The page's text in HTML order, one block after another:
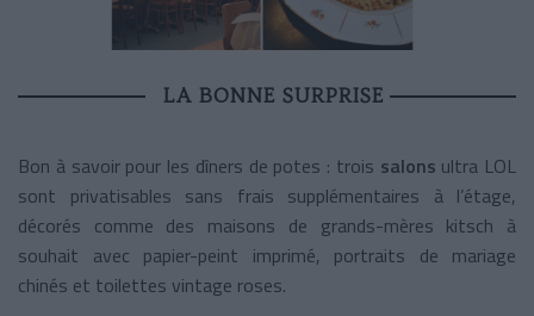
LA BONNE SURPRISE
Bon à savoir pour les dîners de potes : trois salons ultra LOL
sont privatisables sans frais supplémentaires à l’étage,
décorés comme des maisons de grands-mères kitsch à
souhait avec papier-peint imprimé, portraits de mariage
chinés et toilettes vintage roses.